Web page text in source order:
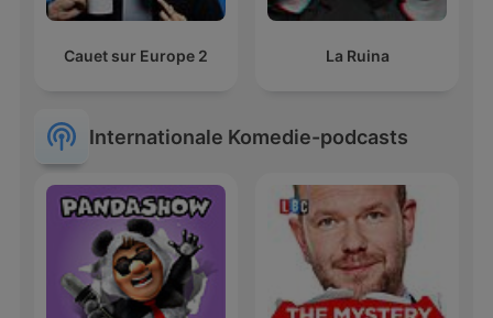
Cauet sur Europe 2 La Ruina
Internationale Komedie-podcasts